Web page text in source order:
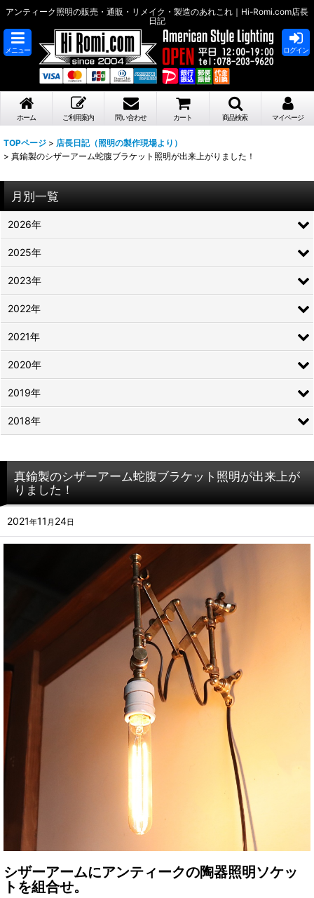
アンティーク照明の販売・通販・リメイク・製造のあれこれ｜Hi-Romi.com店長
日記
メニュー ログイン
ホーム ご利用案内 問い合わせ カート 商品検索 マイページ
TOPページ > 店長日記（照明の製作現場より）
> 真鍮製のシザーアーム蛇腹ブラケット照明が出来上がりました！
真鍮製のシザーアーム蛇腹ブラケット照明が出来上が
りました！
2021年11 月 24日
シザーアームにアンティークの陶器照明ソケッ
トを組合せ。
月別一覧
2026年
2025年
2023年
2022年
2021年
2020年
2019年
2018年